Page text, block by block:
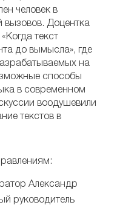
человек в
вызовов. Доцентка
текст
до вымысла», где
на
способы
в современном
воодушевили
текстов в
Александр
руководитель